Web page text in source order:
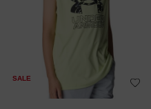
SALE